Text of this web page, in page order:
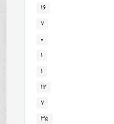
۱۶
۷
۰
۱
۱
۱۲
۷
۳۵